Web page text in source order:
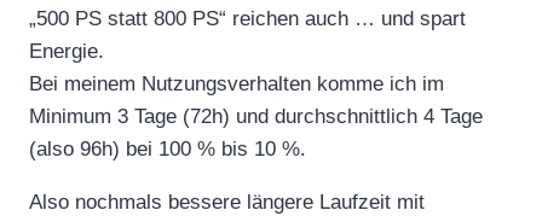
„500 PS statt 800 PS“ reichen auch … und spart
Energie.
Bei meinem Nutzungsverhalten komme ich im
Minimum 3 Tage (72h) und durchschnittlich 4 Tage
(also 96h) bei 100 % bis 10 %.
Also nochmals bessere längere Laufzeit mit